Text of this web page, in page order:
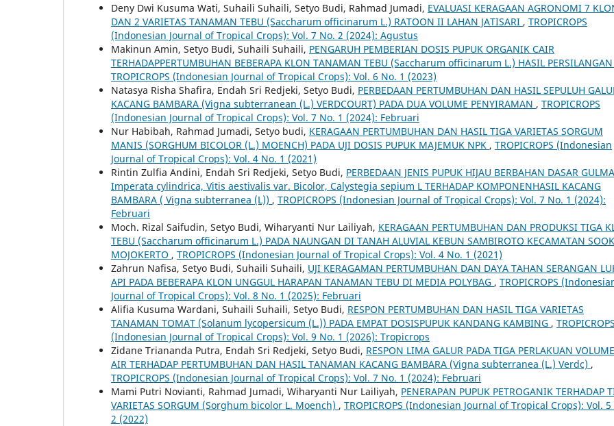
Deny Dwi Kusuma Wati, Suhaili Suhaili, Setyo Budi, Rahmad Jumadi, EVALUASI KERAGAAN AGRONOMI 7
DAN 2 VARIETAS TANAMAN TEBU (Saccharum officinarum L.) RATOON II LAHAN JATISARI , TROPICROPS
(Indonesian Journal of Tropical Crops): Vol. 7 No. 2 (2024): Agustus
Makinun Amin, Setyo Budi, Suhaili Suhaili, PENGARUH PEMBERIAN DOSIS PUPUK ORGANIK CAIR
TERHADAPPERTUMBUHAN BEBERAPA KLON TANAMAN TEBU (Saccharum officinarum L.) HASIL PERSILANGAN
TROPICROPS (Indonesian Journal of Tropical Crops): Vol. 6 No. 1 (2023)
Natasya Risha Shafira, Endah Sri Redjeki, Setyo Budi, PERBEDAAN PERTUMBUHAN DAN HASIL SEPULUH
KACANG BAMBARA (Vigna subterranean (L.) VERDCOURT) PADA DUA VOLUME PENYIRAMAN , TROPICROPS
(Indonesian Journal of Tropical Crops): Vol. 7 No. 1 (2024): Februari
Nur Habibah, Rahmad Jumadi, Setyo budi, KERAGAAN PERTUMBUHAN DAN HASIL TIGA VARIETAS SORGUM
MANIS (SORGHUM BICOLOR (L.) MOENCH) PADA UJI DOSIS PUPUK MAJEMUK NPK , TROPICROPS (Indonesian
Journal of Tropical Crops): Vol. 4 No. 1 (2021)
Rintin Zulfia Andini, Endah Sri Redjeki, Setyo Budi, PERBEDAAN JENIS PUPUK HIJAU BERBAHAN DASAR GULMA
Imperata cylindrica, Vitis aestivalis var. Bicolor, Calystegia sepium L TERHADAP KOMPONENHASIL KACANG
BAMBARA ( Vigna subterranea (L)) , TROPICROPS (Indonesian Journal of Tropical Crops): Vol. 7 No. 1 (2024):
Februari
Moch. Rizal Saifudin, Setyo Budi, Wiharyanti Nur Lailiyah, KERAGAAN PERTUMBUHAN DAN PRODUKSI TIGA
TEBU (Saccharum officinarum L.) PADA NAUNGAN DI TANAH ALUVIAL KEBUN SAMBIROTO KECAMATAN
MOJOKERTO , TROPICROPS (Indonesian Journal of Tropical Crops): Vol. 4 No. 1 (2021)
Zahrun Nafisa, Setyo Budi, Suhaili Suhaili, UJI KERAGAMAN PERTUMBUHAN DAN DAYA TAHAN SERANGAN
API PADA BEBERAPA KLON UNGGUL HARAPAN TANAMAN TEBU DI MEDIA POLYBAG , TROPICROPS
Journal of Tropical Crops): Vol. 8 No. 1 (2025): Februari
Alifia Kusuma Wardani, Suhaili Suhaili, Setyo Budi, RESPON PERTUMBUHAN DAN HASIL TIGA VARIETAS
TANAMAN TOMAT (Solanum lycopersicum (L.)) PADA EMPAT DOSISPUPUK KANDANG KAMBING , TROPICROPS
(Indonesian Journal of Tropical Crops): Vol. 9 No. 1 (2026): Tropicrops
Zidane Triananda Putra, Endah Sri Redjeki, Setyo Budi, RESPON LIMA GALUR PADA TIGA PERLAKUAN VOLUME
AIR TERHADAP PERTUMBUHAN DAN HASIL TANAMAN KACANG BAMBARA (Vigna subterranea (L.) Verdc) ,
TROPICROPS (Indonesian Journal of Tropical Crops): Vol. 7 No. 1 (2024): Februari
Mami Putri Novianti, Rahmad Jumadi, Wiharyanti Nur Lailiyah, PENERAPAN PUPUK PETROGANIK TERHADAP
VARIETAS SORGUM (Sorghum bicolor L. Moench) , TROPICROPS (Indonesian Journal of Tropical Crops): Vol. 5
2 (2022)